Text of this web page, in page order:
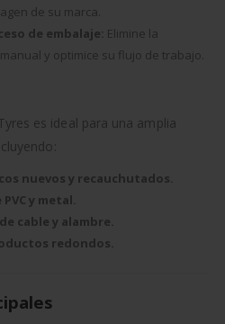
de su marca.
de embalaje: Elimine la
y optimice su flujo de trabajo.
es ideal para una amplia
nuevos y recauchutados.
y metal.
cable y alambre.
redondos.